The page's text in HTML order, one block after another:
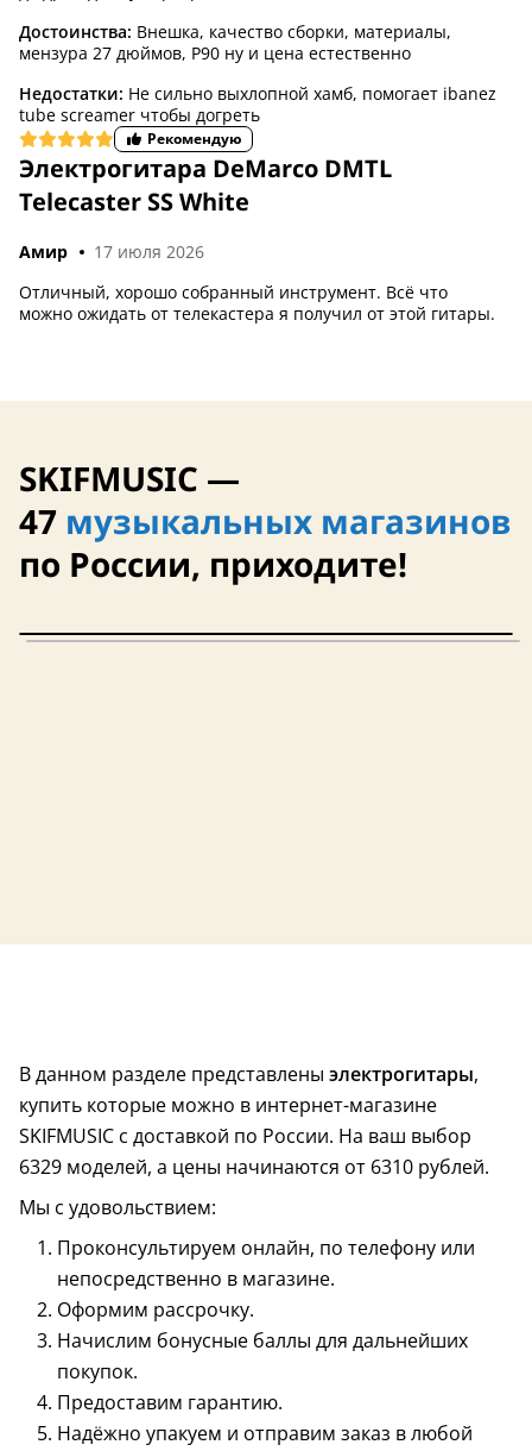
Достоинства: Внешка, качество сборки, материалы,
мензура 27 дюймов, P90 ну и цена естественно
Недостатки: Не сильно выхлопной хамб, помогает ibanez
tube screamer чтобы догреть
Электрогитара DeMarco DMTL
Telecaster SS White
Амир
17 июля 2026
Отличный, хорошо собранный инструмент. Всё что
можно ожидать от телекастера я получил от этой гитары.
Рекомендую
SKIFMUSIC —
47 музыкальных магазинов
по России, приходите!
В данном разделе представлены электрогитары,
купить которые можно в интернет-магазине
SKIFMUSIC с доставкой по России. На ваш выбор
6329 моделей, а цены начинаются от 6310 рублей.
Мы с удовольствием:
Проконсультируем онлайн, по телефону или
непосредственно в магазине.
Оформим рассрочку.
Начислим бонусные баллы для дальнейших
покупок.
Предоставим гарантию.
Надёжно упакуем и отправим заказ в любой